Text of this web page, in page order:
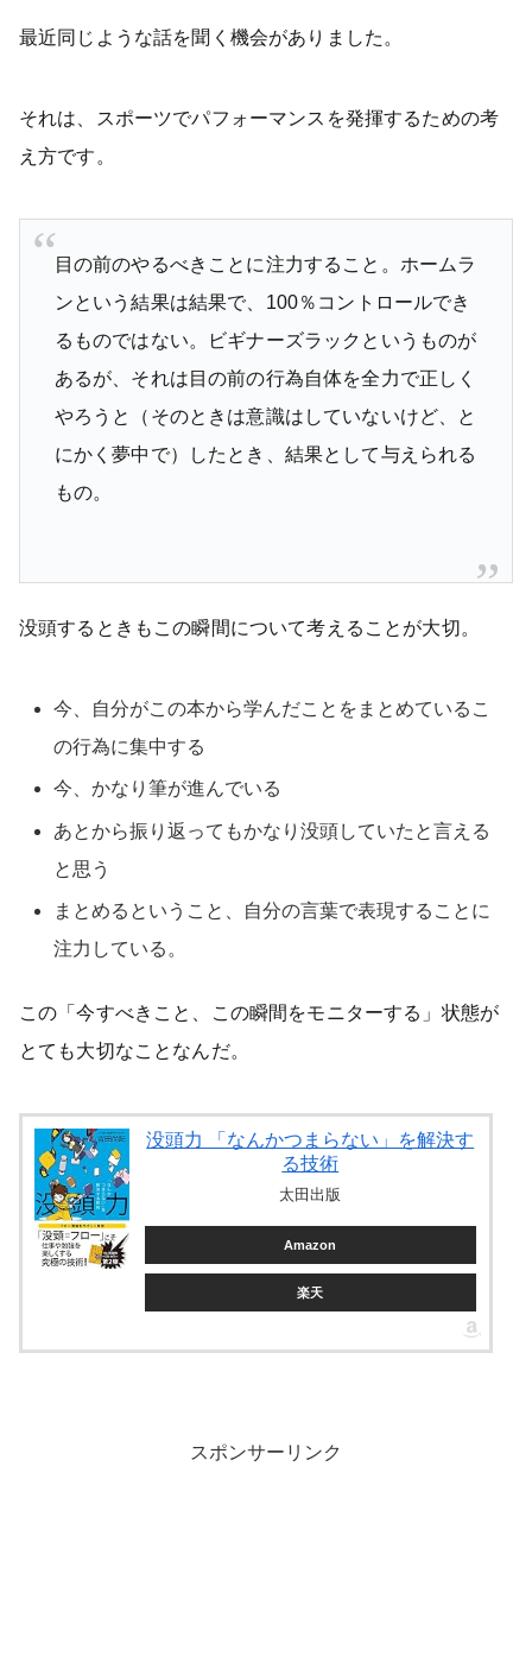
最近同じような話を聞く機会がありました。
それは、スポーツでパフォーマンスを発揮するための考
え方です。
目の前のやるべきことに注力すること。ホームラ
ンという結果は結果で、100％コントロールでき
るものではない。ビギナーズラックというものが
あるが、それは目の前の行為自体を全力で正しく
やろうと（そのときは意識はしていないけど、と
にかく夢中で）したとき、結果として与えられる
もの。
没頭するときもこの瞬間について考えることが大切。
今、自分がこの本から学んだことをまとめているこ
の行為に集中する
今、かなり筆が進んでいる
あとから振り返ってもかなり没頭していたと言える
と思う
まとめるということ、自分の言葉で表現することに
注力している。
この「今すべきこと、この瞬間をモニターする」状態が
とても大切なことなんだ。
没頭力 「なんかつまらない」を解決す
る技術
太田出版
Amazon
楽天
スポンサーリンク